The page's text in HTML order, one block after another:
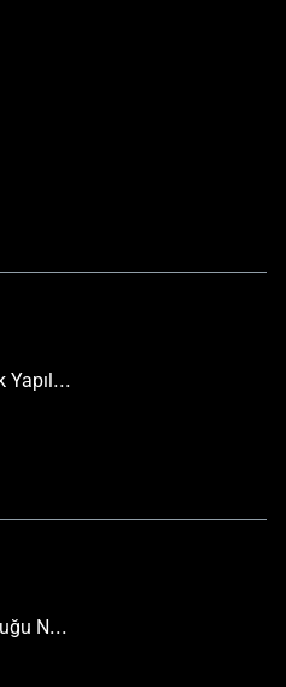
Projenizi Çevrim İçi Olarak Yapılandırın
Sanatın Mimari İle Buluştuğu Nokta